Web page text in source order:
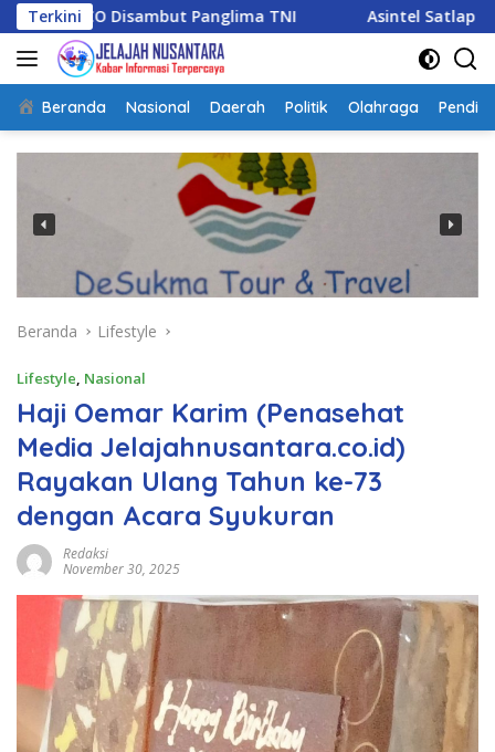
Langsung
ke
konten
TerkiniPanglima TNI Asintel Satlap Tricakti Beri
Beranda Nasional Daerah Politik Olahraga
Beranda Lifestyle
Lifestyle, Nasional
Haji Oemar Karim (Penasehat
Media Jelajahnusantara.co.id)
Rayakan Ulang Tahun ke-73
dengan Acara Syukuran
Redaksi
November 30, 2025